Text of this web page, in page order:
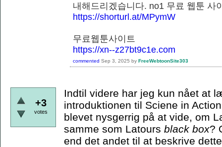
내해드리겠습니다. no1 무료 웹
https://shorturl.at/MPymW
무료웹툰사이트
https://xn--z27bt9c1e.com
commented Sep 3, 2025 by FreeWebtoonSite303
+3
votes
Indtil videre har jeg kun nået at
introduktionen til Sciene in
blevet nysgerrig på at vide, om
samme som Latours black box?
end det andet til at beskrive